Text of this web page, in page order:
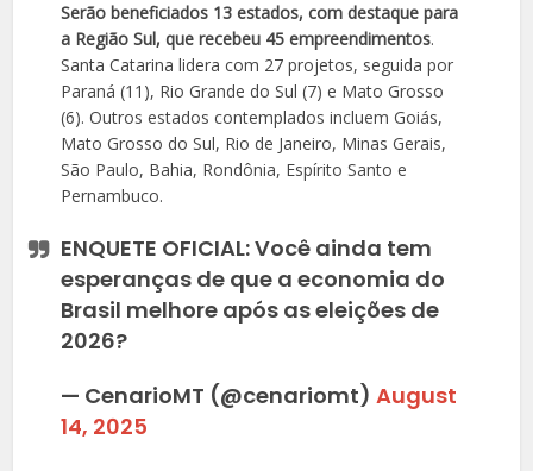
Serão beneficiados 13 estados, com destaque para
a Região Sul, que recebeu 45 empreendimentos.
Santa Catarina lidera com 27 projetos, seguida por
Paraná (11), Rio Grande do Sul (7) e Mato Grosso
(6). Outros estados contemplados incluem Goiás,
Mato Grosso do Sul, Rio de Janeiro, Minas Gerais,
São Paulo, Bahia, Rondônia, Espírito Santo e
Pernambuco.
ENQUETE OFICIAL: Você ainda tem
esperanças de que a economia do
Brasil melhore após as eleições de
2026?
— CenarioMT (@cenariomt)August
14, 2025